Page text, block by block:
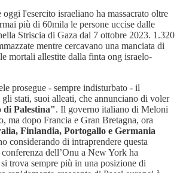
l'esercito israeliano ha massacrato oltre
più di 60mila le persone uccise dalle
Striscia di Gaza dal 7 ottobre 2023. 1.320
mentre cercavano una manciata di
mortali allestite dalla finta ong israelo-
prosegue - sempre indisturbato - il
stati, suoi alleati, che annunciano di voler
di Palestina". Il governo italiano di Meloni
ma dopo Francia e Gran Bretagna, ora
Finlandia, Portogallo e Germania
considerando di intraprendere questa
dell’Onu a New York ha
trova sempre più in una posizione di